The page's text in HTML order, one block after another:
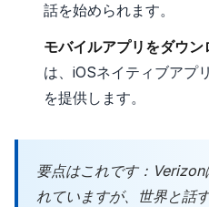
話を始められます。
モバイルアプリをダウン
は、iOSネイティブアプ
を提供します。
要点はこれです：
れていますが、世界と話